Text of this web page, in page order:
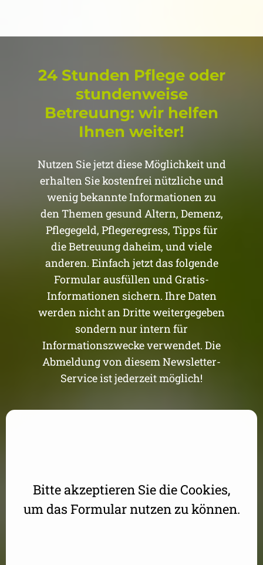
24 Stunden Pflege oder
stundenweise
Betreuung: wir helfen
Ihnen weiter!
Nutzen Sie jetzt diese Möglichkeit und
erhalten Sie kostenfrei nützliche und
wenig bekannte Informationen zu
den Themen gesund Altern, Demenz,
Pflegegeld, Pflegeregress, Tipps für
die Betreuung daheim, und viele
anderen. Einfach jetzt das folgende
Formular ausfüllen und Gratis-
Informationen sichern. Ihre Daten
werden nicht an Dritte weitergegeben
sondern nur intern für
Informationszwecke verwendet. Die
Abmeldung von diesem Newsletter-
Service ist jederzeit möglich!
Aufgrund Ihrer DSGVO Einstellungen wird dieser Inhalt
Bitte akzeptieren Sie die Cookies,
um das Formular nutzen zu können.